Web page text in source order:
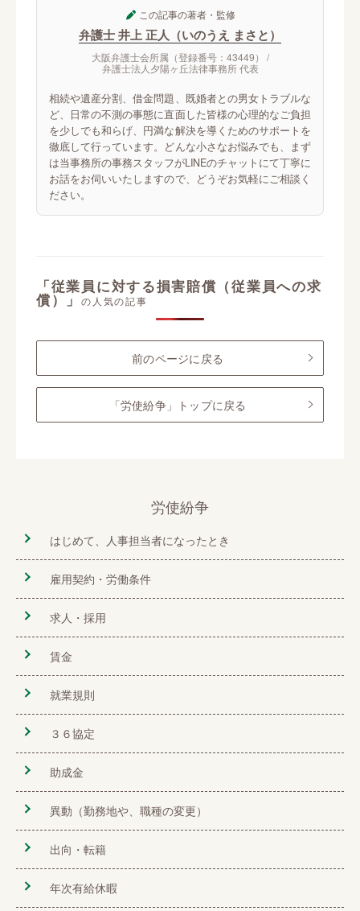
この記事の著者・監修
弁護士 井上 正人（いのうえ まさと）
大阪弁護士会所属（登録番号：43449） /
弁護士法人夕陽ヶ丘法律事務所 代表
相続や遺産分割、借金問題、既婚者との男女トラブルな
ど、日常の不測の事態に直面した皆様の心理的なご負担
を少しでも和らげ、円満な解決を導くためのサポートを
徹底して行っています。どんな小さなお悩みでも、まず
は当事務所の事務スタッフがLINEのチャットにて丁寧に
お話をお伺いいたしますので、どうぞお気軽にご相談く
ださい。
「従業員に対する損害賠償（従業員への求
償）」の人気の記事
前のページに戻る
「労使紛争」トップに戻る
労使紛争
はじめて、人事担当者になったとき
雇用契約・労働条件
求人・採用
賃金
就業規則
３６協定
助成金
異動（勤務地や、職種の変更）
出向・転籍
年次有給休暇